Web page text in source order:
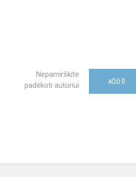
Nepamirškite
padėkoti autoriui
AČIŪ 0